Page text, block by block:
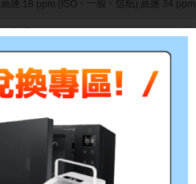
高達 18 ppm (ISO、一般、信紙);高達 34
單面：最高 8/8 ipm (黑白/彩色 200 ppi)
216 x 356 公釐
可達 600 dpi
高達 18 cpm(ISO);高達 4 cpm(最佳，A4);可